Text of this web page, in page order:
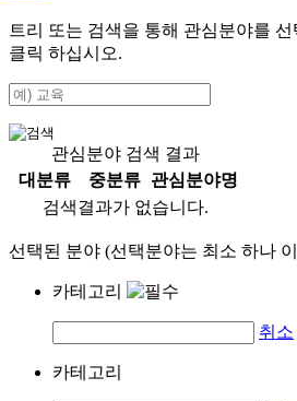
트리 또는 검색을 통해 관심분야를 선
클릭 하십시오.
관심분야 검색 결과
대분류
중분류
관심분야명
검색결과가 없습니다.
선택된 분야 (선택분야는 최소 하나
카테고리
취소
카테고리